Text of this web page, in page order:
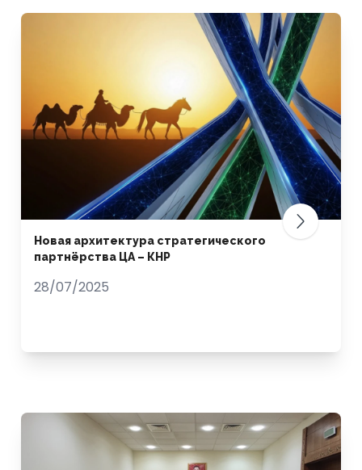
Новая архитектура стратегического
партнёрства ЦА – КНР
28/07/2025